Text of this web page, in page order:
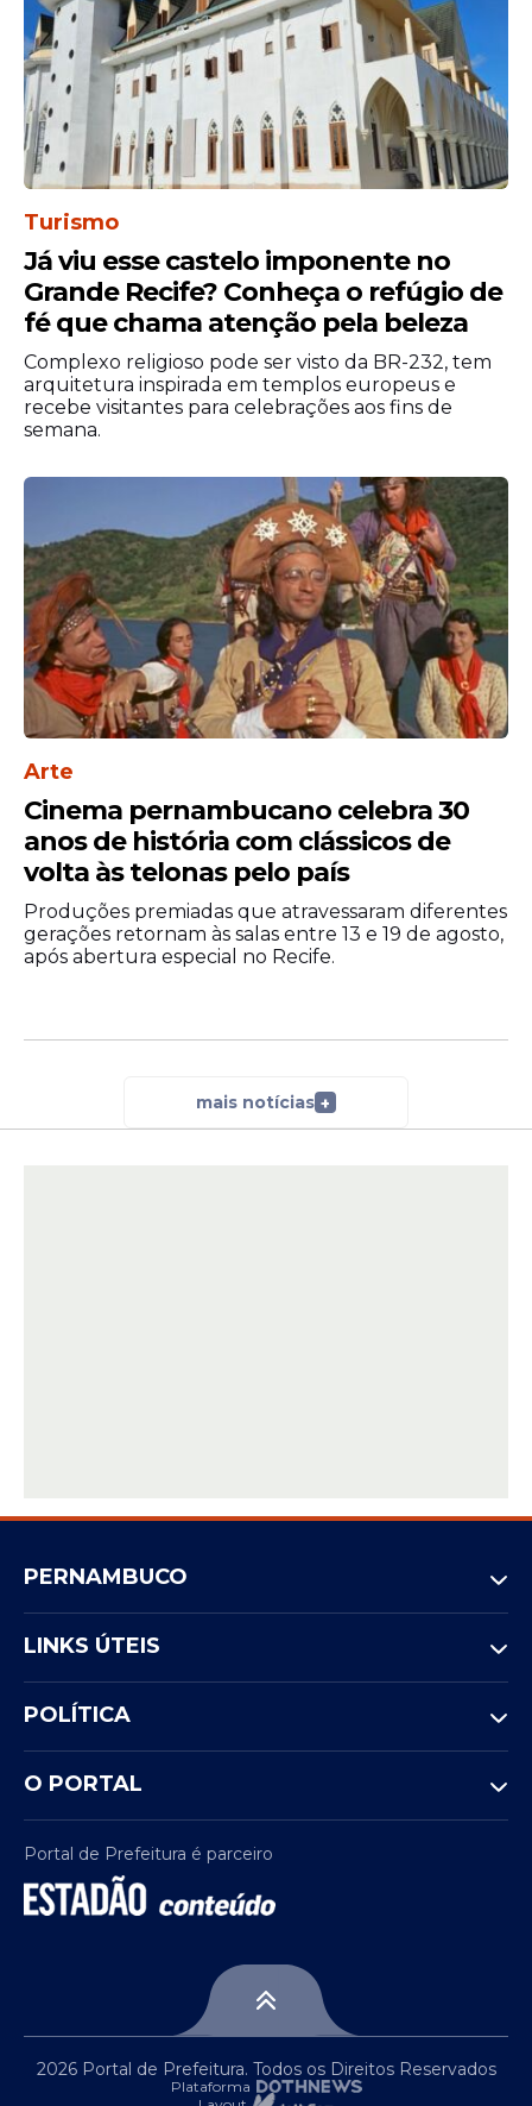
Em outro trecho, disse não querer ser visto
como “um monstro” e destacou que não
conseguiu se adaptar ao ambiente do
programa.
“Sinto muito a cada um que
esteja decepcionado comigo.
Estou triste e desanimado, mas
continuo sendo o mesmo cara”,
declarou.
Repercussão
A saída pegou parte dos participantes de
surpresa e gerou comoção dentro da casa.
apresentador Leandro Hassum informou
que Jovan está bem, sem detalhar o
atendimento recebido.
A direção do reality também confirmou
oficialmente a desistência, que impacta
Turismo
Já viu esse castelo imponente no
Grande Recife? Conheça o refúgio de
fé que chama atenção pela beleza
Complexo religioso pode ser visto da BR-232, tem
arquitetura inspirada em templos europeus e
recebe visitantes para celebrações aos fins de
semana.
Arte
Cinema pernambucano celebra 30
anos de história com clássicos de
volta às telonas pelo país
Produções premiadas que atravessaram diferentes
gerações retornam às salas entre 13 e 19 de agosto,
após abertura especial no Recife.
mais notícias +
PERNAMBUCO
LINKS ÚTEIS
POLÍTICA
O PORTAL
Portal de Prefeitura é parceiro
2026 Portal de Prefeitura. Todos os Direitos Reservados
Plataforma